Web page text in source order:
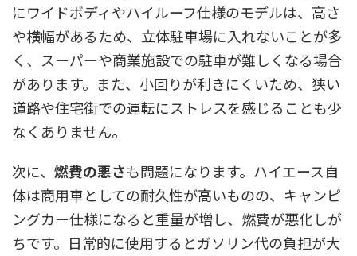
にワイドボディやハイルーフ仕様のモデルは、高さ
や横幅があるため、立体駐車場に入れないことが多
く、スーパーや商業施設での駐車が難しくなる場合
があります。また、小回りが利きにくいため、狭い
道路や住宅街での運転にストレスを感じることも少
なくありません。
次に、 燃費の悪さも問題になります。ハイエース自
体は商用車としての耐久性が高いものの、キャンピ
ングカー仕様になると重量が増し、燃費が悪化しが
ちです。日常的に使用するとガソリン代の負担が大